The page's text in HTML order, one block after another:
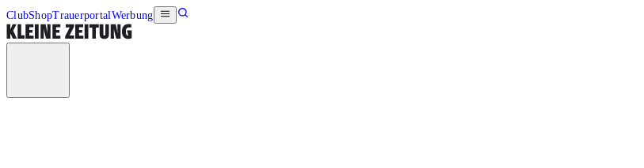
ClubShopTrauerportalWerbung